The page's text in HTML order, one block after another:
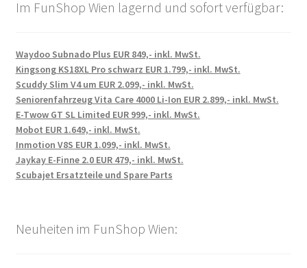
Im FunShop Wien lagernd und sofort verfügbar:
Waydoo Subnado Plus EUR 849,- inkl. MwSt.
Kingsong KS18XL Pro schwarz EUR 1.799,- inkl. MwSt.
Scuddy Slim V4 um EUR 2.099,- inkl. MwSt.
Seniorenfahrzeug Vita Care 4000 Li-Ion EUR 2.899,- inkl. MwSt.
E-Twow GT SL Limited EUR 999,- inkl. MwSt.
Mobot EUR 1.649,- inkl. MwSt.
Inmotion V8S EUR 1.099,- inkl. MwSt.
Jaykay E-Finne 2.0 EUR 479,- inkl. MwSt.
Scubajet Ersatzteile und Spare Parts
Neuheiten im FunShop Wien: